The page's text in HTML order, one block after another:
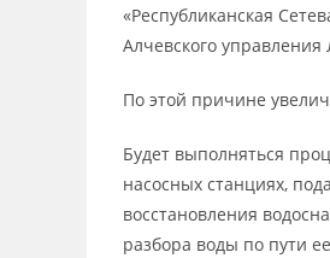
«Республиканская
Алчевского управления
По этой причине
Будет выполняться
насосных станциях,
восстановления
разбора воды по пути